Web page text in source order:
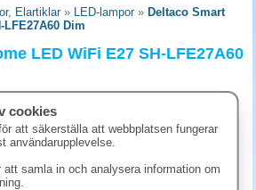
Elartiklar» LED-lampor» Deltaco Smart
LFE27A60 Dim
LED WiFi E27 SH-LFE27A60
cookies
att säkerställa att webbplatsen fungerar
användarupplevelse.
att samla in och analysera information om